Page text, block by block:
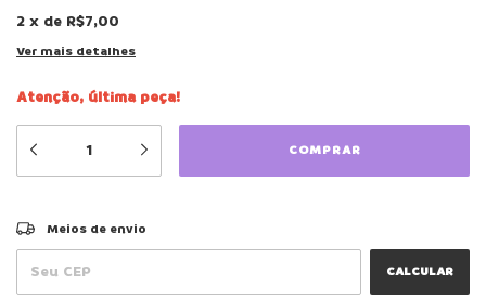
2 x de R$7,00
Ver mais detalhes
Atenção, última peça!
Entregas para o CEP:
Meios de envio
CALCULAR